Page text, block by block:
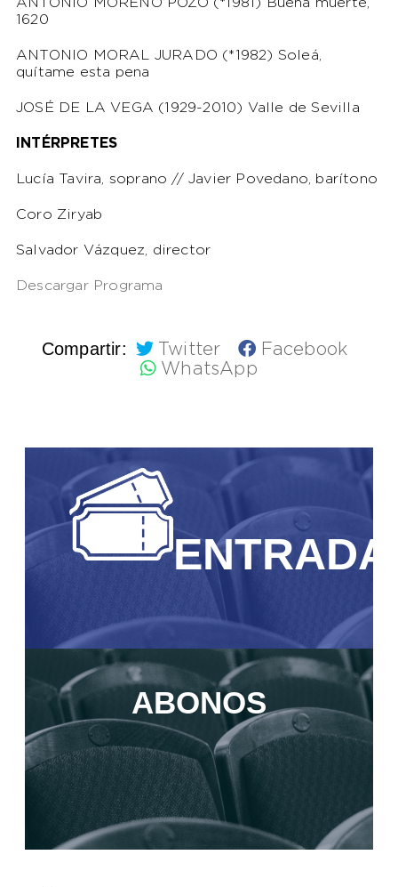
ANTONIO MORENO POZO (*1981) Buena muerte,
1620
ANTONIO MORAL JURADO (*1982) Soleá,
quítame esta pena
JOSÉ DE LA VEGA (1929-2010) Valle de Sevilla
INTÉRPRETES
Lucía Tavira, soprano // Javier Povedano, barítono
Coro Ziryab
Salvador Vázquez, director
Descargar Programa
Compartir: Twitter
Facebook
WhatsApp
ABONOS